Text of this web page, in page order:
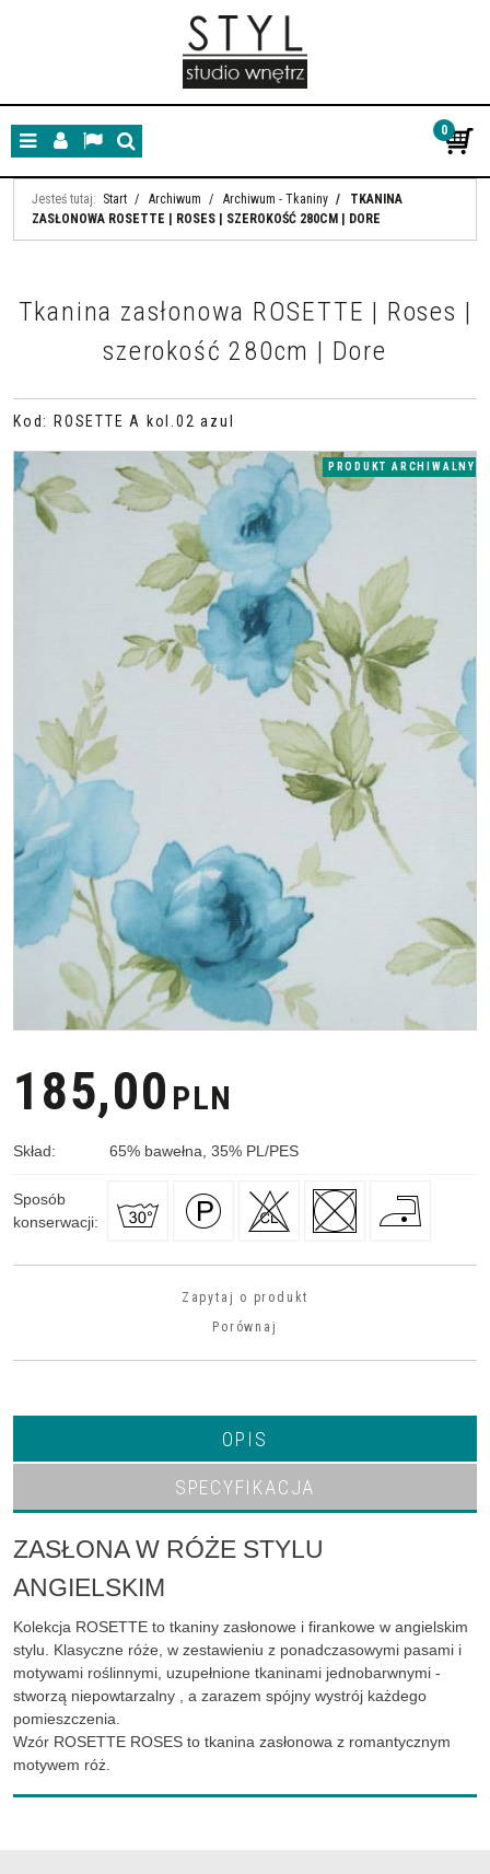
MenuPanelLangSzukaj
0
Jesteś tutaj: Start / Archiwum / Archiwum - Tkaniny /
TKANINA
ZASŁONOWA ROSETTE | ROSES | SZEROKOŚĆ 280CM | DORE
Tkanina zasłonowa ROSETTE | Roses |
szerokość 280cm | Dore
Kod : ROSETTE A kol.02 azul
PRODUKT ARCHIWALNY
185,00 PLN
Skład: 65% bawełna, 35% PL/PES
Sposób
konserwacji:
Zapytaj o produkt
Porównaj
OPIS
SPECYFIKACJA
ZASŁONA W RÓŻE STYLU
ANGIELSKIM
Kolekcja ROSETTE to tkaniny zasłonowe i firankowe w angielskim
stylu. Klasyczne róże, w zestawieniu z ponadczasowymi pasami i
motywami roślinnymi, uzupełnione tkaninami jednobarwnymi -
stworzą niepowtarzalny , a zarazem spójny wystrój każdego
pomieszczenia.
Wzór ROSETTE ROSES to tkanina zasłonowa z romantycznym
motywem róż.